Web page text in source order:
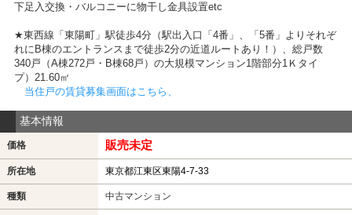
下足入交換・バルコニーに物干し金具設置etc
★東西線「東陽町」駅徒歩4分（駅出入口「4番」、「5番」よりそれぞ
れにB棟のエントランスまで徒歩2分の近道ルートあり！）、総戸数
340戸（A棟272戸・B棟68戸）の大規模マンション1階部分1Ｋタイ
プ）21.60㎡
当住戸の賃貸募集画面はこちら、
基本情報
価格 販売未定
所在地 東京都江東区東陽4-7-33
種類 中古マンション